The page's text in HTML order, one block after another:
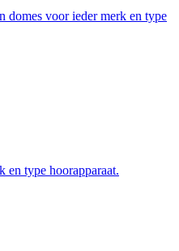
domes voor ieder merk en type
en type hoorapparaat.